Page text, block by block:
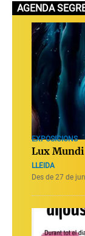
AGENDA
EXPOSICIONS
Lux
LLEIDA
Des de 27 de